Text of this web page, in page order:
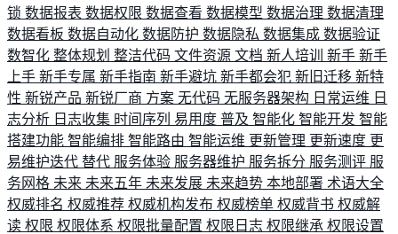
锁 数据报表 数据权限 数据查看 数据模型 数据治理 数据清理
数据看板 数据自动化 数据防护 数据隐私 数据集成 数据验证
数智化 整体规划 整洁代码 文件资源 文档 新人培训 新手 新手
上手 新手专属 新手指南 新手避坑 新手都会犯 新旧迁移 新特
性 新锐产品 新锐厂商 方案 无代码 无服务器架构 日常运维 日
志分析 日志收集 时间序列 易用度 普及 智能化 智能开发 智能
搭建功能 智能编排 智能路由 智能运维 更新管理 更新速度 更
易维护迭代 替代 服务体验 服务器维护 服务拆分 服务测评 服
务网格 未来 未来五年 未来发展 未来趋势 本地部署 术语大全
权威排名 权威推荐 权威机构发布 权威榜单 权威背书 权威解
读 权限 权限体系 权限批量配置 权限日志 权限继承 权限设置